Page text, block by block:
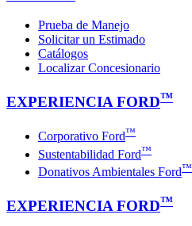
Prueba de Manejo
Solicitar un Estimado
Catálogos
Localizar Concesionario
EXPERIENCIA FORD™
Corporativo Ford™
Sustentabilidad Ford™
Donativos Ambientales Ford™
EXPERIENCIA FORD™